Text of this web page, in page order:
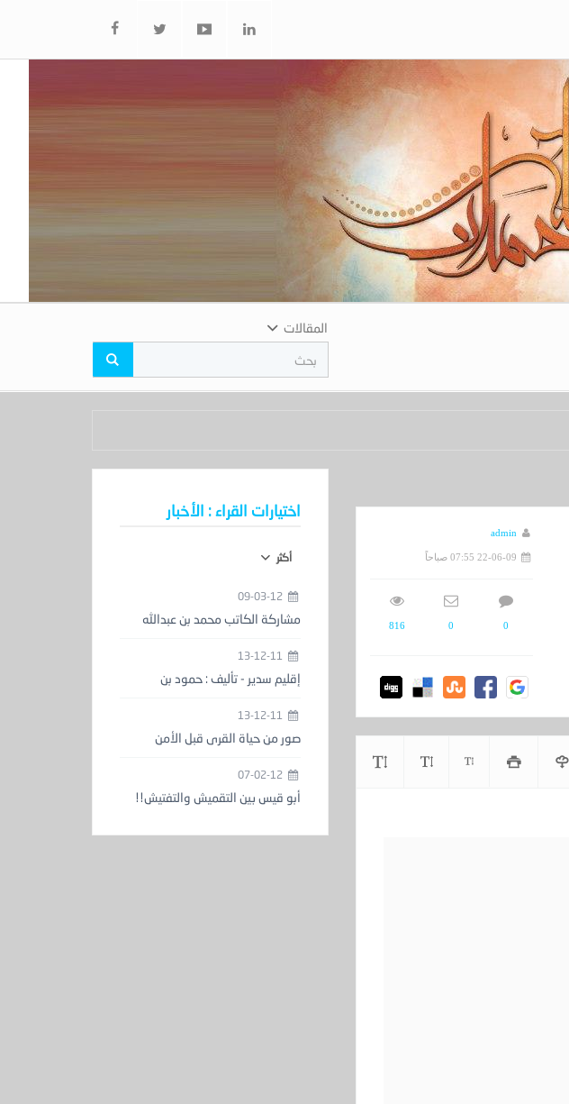
المقالات
admin
22-06-09 07:55 صباحاً
0
0
816
اختيارات القراء : الأخبار
أكثر
09-03-12
مشاركة الكاتب محمد بن عبدالله
إقليم سدير - تأليف : حمود بن
صور من حياة القرى قبل الأمن
07-02-12
أبو قيس بين التقميش والتفتيش!!